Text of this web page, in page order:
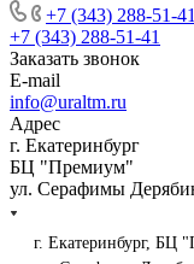
+7 (343) 288-51-41
+7 (343) 288-51-41
Заказать звонок
E-mail
info@uraltm.ru
Адрес
г. Екатеринбург
БЦ "Премиум"
ул. Серафимы
г. Екатеринбург, БЦ